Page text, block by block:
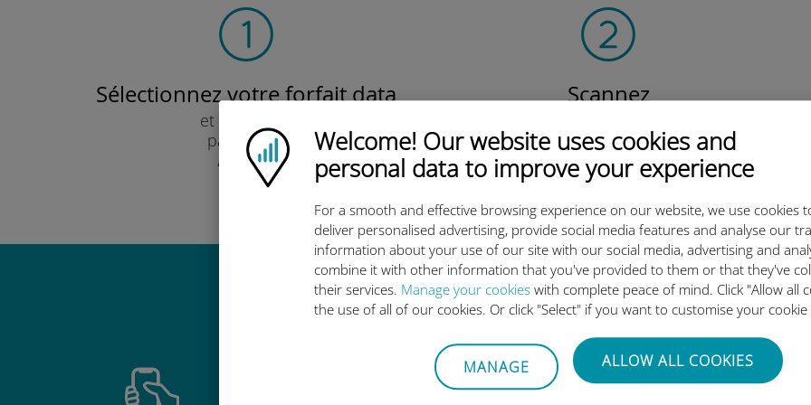
Ubigi logo
Welcome! Our website uses cookies and
personal data to improve your experience
For a smooth and effective browsing experience on our website, we use cookies
deliver personalised advertising, provide social media features and analyse our
information about your use of our site with our social media, advertising and
combine it with other information that you've provided to them or that they've
their services. Manage your cookies with complete peace of mind. Click "Allow all
the use of all of our cookies. Or click "Select" if you want to customise your
MANAGE ALLOW ALL COOKIES
Sélectionnez votre forfait data
et recevez-le
par e-mail.
Rapide !
Scannez
pour activer votre forfait
et installer l'eSIM Ubigi.
Efficace !
Pourquoi l'eSIM internationale Ubigi